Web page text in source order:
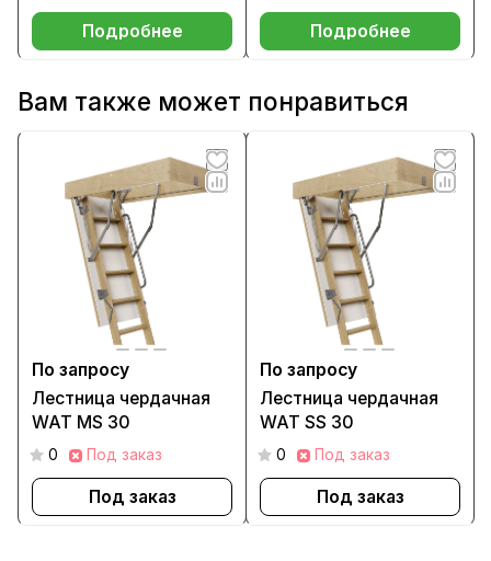
Подробнее Подробнее
Вам также может понравиться
По запросу
Лестница чердачная
WAT MS 30
0 Под заказ
Под заказ
По запросу
Лестница чердачная
WAT SS 30
0 Под заказ
Под заказ